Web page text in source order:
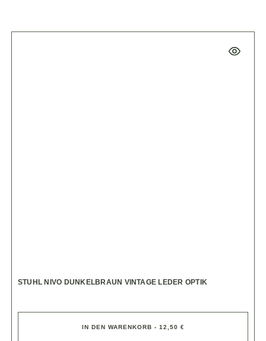
STUHL NIVO DUNKELBRAUN VINTAGE LEDER OPTIK
IN DEN WARENKORB - 12,50 €